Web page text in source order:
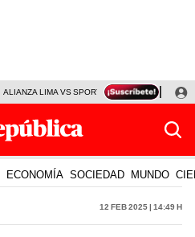
ALIANZA LIMA VS SPORT BOYS JORGE
ECONOMÍA SOCIEDAD MUNDO
12 Feb 2025 | 14:49 h